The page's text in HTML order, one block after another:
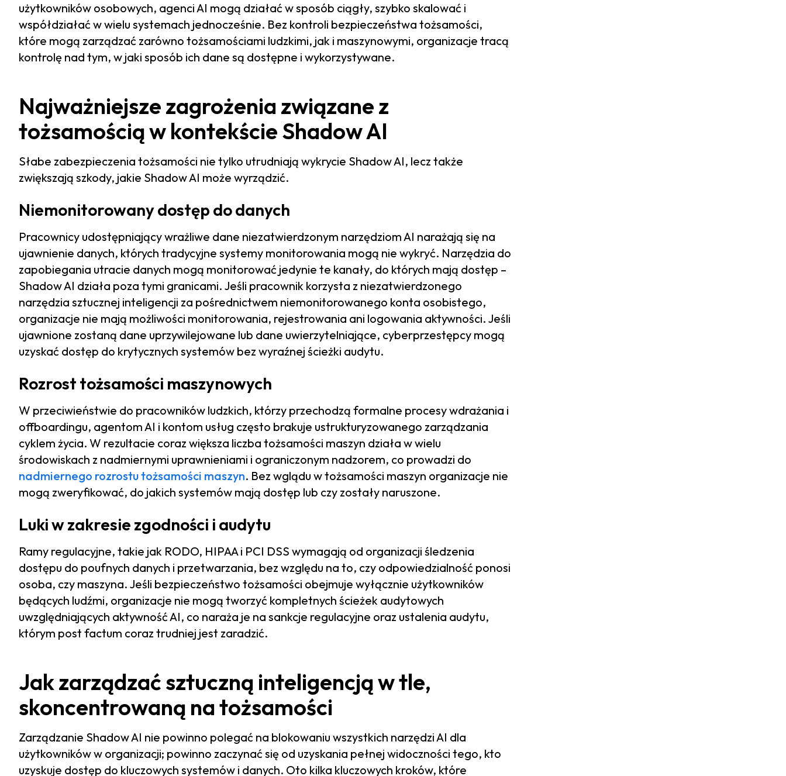
użytkowników osobowych, agenci AI mogą działać w sposób ciągły, szybko skalować i
współdziałać w wielu systemach jednocześnie. Bez kontroli bezpieczeństwa tożsamości,
które mogą zarządzać zarówno tożsamościami ludzkimi, jak i maszynowymi, organizacje tracą
kontrolę nad tym, w jaki sposób ich dane są dostępne i wykorzystywane.
Najważniejsze zagrożenia związane z
tożsamością w kontekście Shadow AI
Słabe zabezpieczenia tożsamości nie tylko utrudniają wykrycie Shadow AI, lecz także
zwiększają szkody, jakie Shadow AI może wyrządzić.
Niemonitorowany dostęp do danych
Pracownicy udostępniający wrażliwe dane niezatwierdzonym narzędziom AI narażają się na
ujawnienie danych, których tradycyjne systemy monitorowania mogą nie wykryć. Narzędzia do
zapobiegania utracie danych mogą monitorować jedynie te kanały, do których mają dostęp –
Shadow AI działa poza tymi granicami. Jeśli pracownik korzysta z niezatwierdzonego
narzędzia sztucznej inteligencji za pośrednictwem niemonitorowanego konta osobistego,
organizacje nie mają możliwości monitorowania, rejestrowania ani logowania aktywności. Jeśli
ujawnione zostaną dane uprzywilejowane lub dane uwierzytelniające, cyberprzestępcy mogą
uzyskać dostęp do krytycznych systemów bez wyraźnej ścieżki audytu.
Rozrost tożsamości maszynowych
W przeciwieństwie do pracowników ludzkich, którzy przechodzą formalne procesy wdrażania i
offboardingu, agentom AI i kontom usług często brakuje ustrukturyzowanego zarządzania
cyklem życia. W rezultacie coraz większa liczba tożsamości maszyn działa w wielu
środowiskach z nadmiernymi uprawnieniami i ograniczonym nadzorem, co prowadzi do
nadmiernego rozrostu tożsamości maszyn. Bez wglądu w tożsamości maszyn organizacje nie
mogą zweryfikować, do jakich systemów mają dostęp lub czy zostały naruszone.
Luki w zakresie zgodności i audytu
Ramy regulacyjne, takie jak RODO, HIPAA i PCI DSS wymagają od organizacji śledzenia
dostępu do poufnych danych i przetwarzania, bez względu na to, czy odpowiedzialność ponosi
osoba, czy maszyna. Jeśli bezpieczeństwo tożsamości obejmuje wyłącznie użytkowników
będących ludźmi, organizacje nie mogą tworzyć kompletnych ścieżek audytowych
uwzględniających aktywność AI, co naraża je na sankcje regulacyjne oraz ustalenia audytu,
którym post factum coraz trudniej jest zaradzić.
Jak zarządzać sztuczną inteligencją w tle,
skoncentrowaną na tożsamości
Zarządzanie Shadow AI nie powinno polegać na blokowaniu wszystkich narzędzi AI dla
użytkowników w organizacji; powinno zaczynać się od uzyskania pełnej widoczności tego, kto
uzyskuje dostęp do kluczowych systemów i danych. Oto kilka kluczowych kroków, które